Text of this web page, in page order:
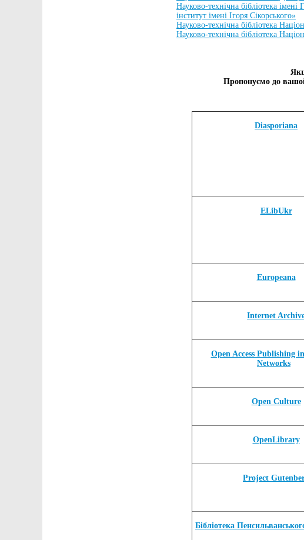
Науково-технічна бiблiотека імені
інститут імені Ігоря Сікорського»
Науково-технічна бібліотека
Науково-технічна бібліотека
Пропонуємо до
Diasporiana
ELibUkr
Europeana
Internet
Open Access Publishing
Networks
Open Culture
OpenLibrary
Project
Бібліотека